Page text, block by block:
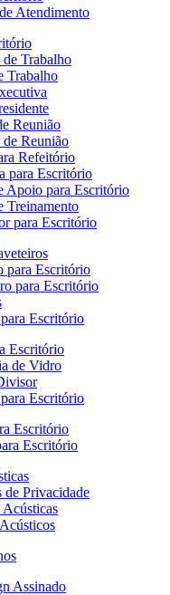
Atendimento
de Trabalho
Trabalho
Reunião
de Reunião
Refeitório
para Escritório
Apoio para Escritório
Treinamento
para Escritório
para Escritório
para Escritório
Escritório
Escritório
de Vidro
Escritório
Escritório
Escritório
de Privacidade
Assinado